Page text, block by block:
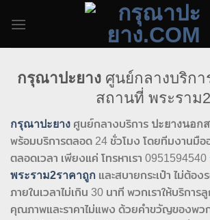
กรุณาปะยางศูนย์กลางบริกา
สถานที่ พระราม2
กรุณาปะยาง ศูนย์กลางบริการ ปะยางนอก
พร้อมบริการตลอด 24 ชั่วโมง โดยทีมงานมือ
ตลอดเวลา เพียงแค่ โทรหาเรา 0951594540
พระราม2ราคาถูก และสบายกระเป๋า ไม่ต้อง
ภายในเวลาไม่เกิน 30 นาที พวกเราให้บริกา
คุณภาพและราคาไม่แพง ด้วยคำขวัญของพวก